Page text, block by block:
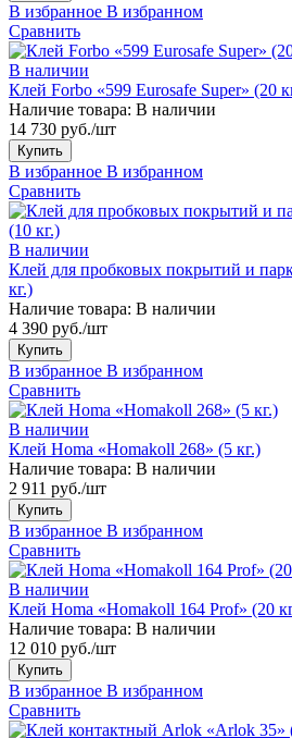
В избранное В избранном
Сравнить
В наличии
Клей Forbo «599 Eurosafe Super» (20
Наличие товара: В наличии
14 730 руб./шт
Купить
В избранное В избранном
Сравнить
В наличии
Клей для пробковых покрытий и
кг.)
Наличие товара: В наличии
4 390 руб./шт
Купить
В избранное В избранном
Сравнить
В наличии
Клей Homa «Homakoll 268» (5 кг.)
Наличие товара: В наличии
2 911 руб./шт
Купить
В избранное В избранном
Сравнить
В наличии
Клей Homa «Homakoll 164 Prof» (20
Наличие товара: В наличии
12 010 руб./шт
Купить
В избранное В избранном
Сравнить